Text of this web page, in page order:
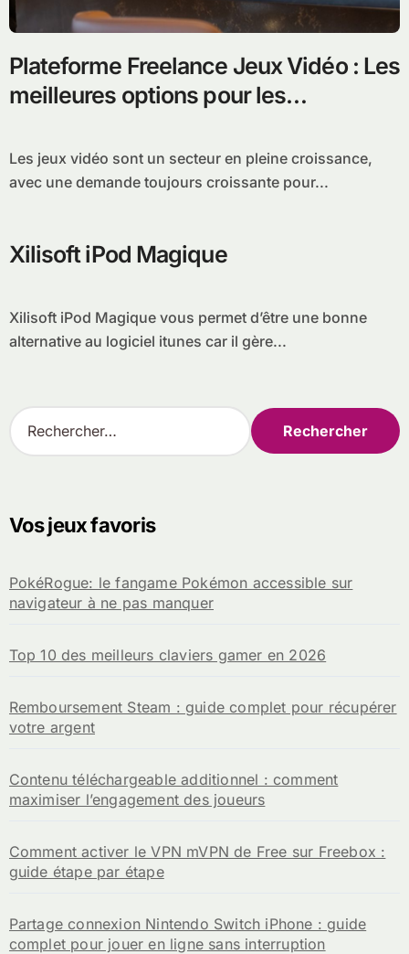
Plateforme Freelance Jeux Vidéo : Les
meilleures options pour les
Les jeux vidéo sont un secteur en pleine croissance,
avec une demande toujours croissante pour...
Xilisoft iPod Magique
Xilisoft iPod Magique vous permet d’être une bonne
alternative au logiciel itunes car il gère...
R
e
r
c
e
r
Vos jeux favoris
PokéRogue: le fangame Pokémon accessible sur
navigateur à ne pas manquer
Top 10 des meilleurs claviers gamer en 2026
Remboursement Steam : guide complet pour récupérer
votre argent
Contenu téléchargeable additionnel : comment
maximiser l’engagement des joueurs
Comment activer le VPN mVPN de Free sur Freebox :
guide étape par étape
Partage connexion Nintendo Switch iPhone : guide
complet pour jouer en ligne sans interruption